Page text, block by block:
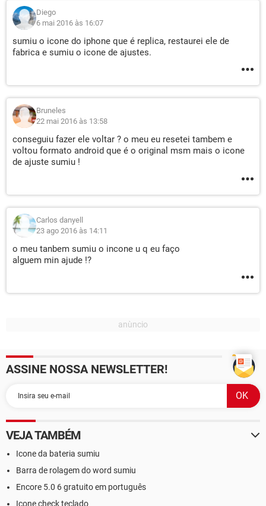
Diego
6 mai 2016 às 16:07
sumiu o icone do iphone que é replica, restaurei ele de
fabrica e sumiu o icone de ajustes.
Bruneles
22 mai 2016 às 13:58
conseguiu fazer ele voltar ? o meu eu resetei tambem e
voltou formato android que é o original msm mais o icone
de ajuste sumiu !
Carlos danyell
23 ago 2016 às 14:11
o meu tanbem sumiu o incone u q eu faço
alguem min ajude !?
ASSINE NOSSA NEWSLETTER!
VEJA TAMBÉM
Icone da bateria sumiu
Barra de rolagem do word sumiu
Encore 5.0 6 gratuito em português
Icone check teclado